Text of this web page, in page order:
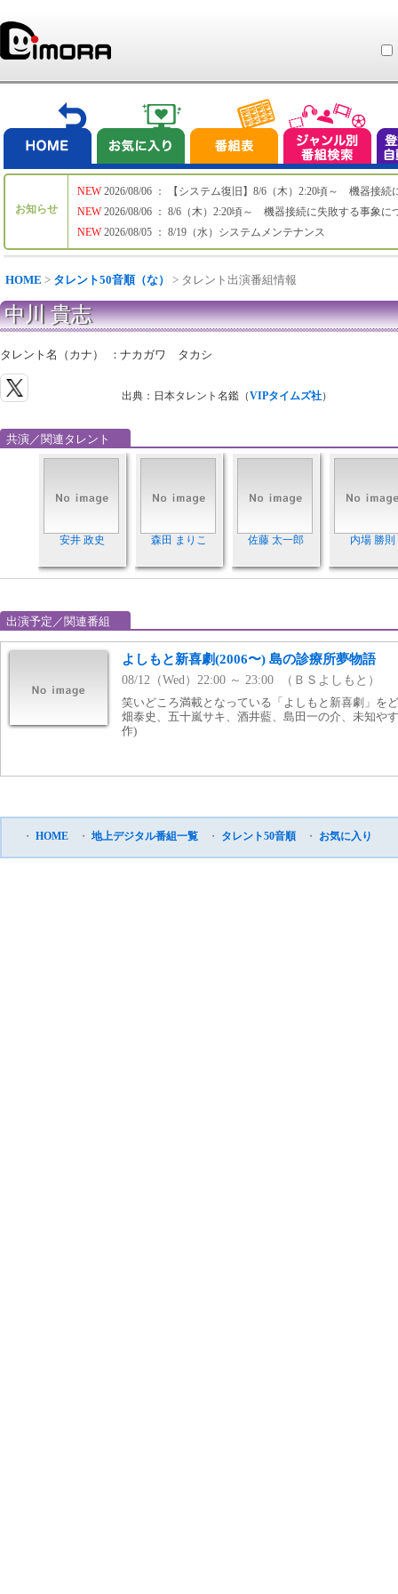
お知らせ
NEW
NEW
NEW
2026/08/06 ： 【システム復旧】8/6（木）2:20頃～ 機器接続
2026/08/06 ： 8/6（木）2:20頃～ 機器接続に失敗する事象に
2026/08/05 ： 8/19（水）システムメンテナンス
HOME > タレント50音順（な） > タレント出演番組情報
中川 貴志
タレント名（カナ） ：ナカガワ タカシ
出典：日本タレント名鑑（VIPタイムズ社）
共演／関連タレント
安井 政史 森田 まりこ 佐藤 太一郎 内場 勝則
出演予定／関連番組
よしもと新喜劇(2006〜) 島の診療所夢物語
08/12（Wed）22:00 ～ 23:00 （ＢＳよしもと）
笑いどころ満載となっている「よしもと新喜劇」を
畑泰史、五十嵐サキ、酒井藍、島田一の介、未知や
作)
・ HOME ・ 地上デジタル番組一覧 ・ タレント50音順 ・ お気に入り